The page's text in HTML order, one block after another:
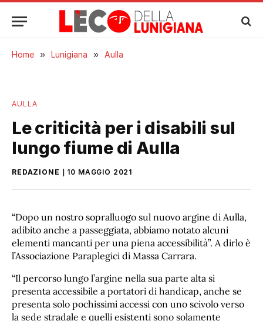
Home » Lunigiana » Aulla
AULLA
Le criticità per i disabili sul
lungo fiume di Aulla
REDAZIONE 10 MAGGIO 2021
“Dopo un nostro sopralluogo sul nuovo argine di Aulla,
adibito anche a passeggiata, abbiamo notato alcuni
elementi mancanti per una piena accessibilità”. A dirlo è
l’Associazione Paraplegici di Massa Carrara.
“Il percorso lungo l’argine nella sua parte alta si
presenta accessibile a portatori di handicap, anche se
presenta solo pochissimi accessi con uno scivolo verso
la sede stradale e quelli esistenti sono solamente